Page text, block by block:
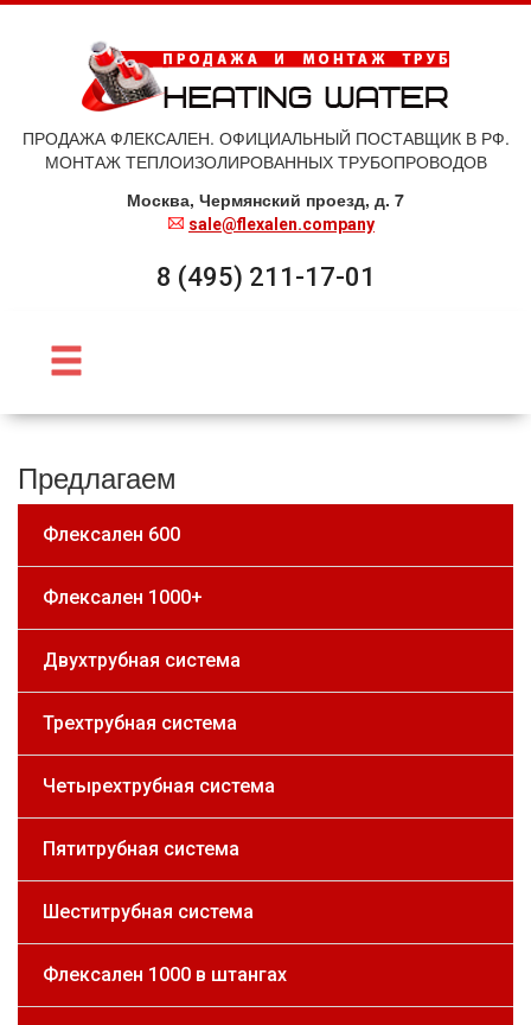
ПРОДАЖА ФЛЕКСАЛЕН. ОФИЦИАЛЬНЫЙ ПОСТАВЩИК В РФ.
МОНТАЖ ТЕПЛОИЗОЛИРОВАННЫХ ТРУБОПРОВОДОВ
Москва, Чермянский проезд, д. 7
sale@flexalen.company
8 (495) 211-17-01
Предлагаем
Флексален 600
Флексален 1000+
Двухтрубная система
Трехтрубная система
Четырехтрубная система
Пятитрубная система
Шеститрубная система
Флексален 1000 в штангах